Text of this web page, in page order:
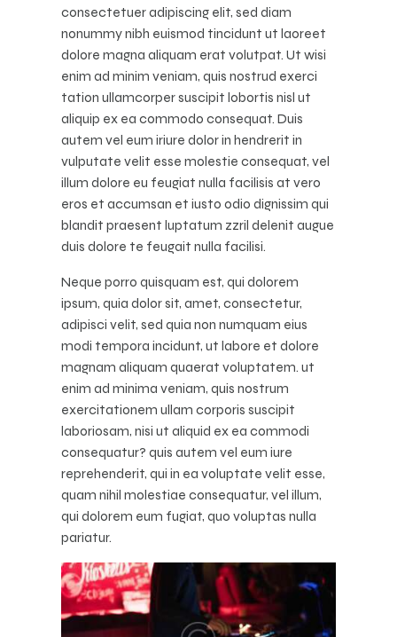
consectetuer adipiscing elit, sed diam
nonummy nibh euismod tincidunt ut laoreet
dolore magna aliquam erat volutpat. Ut wisi
enim ad minim veniam, quis nostrud exerci
tation ullamcorper suscipit lobortis nisl ut
aliquip ex ea commodo consequat. Duis
autem vel eum iriure dolor in hendrerit in
vulputate velit esse molestie consequat, vel
illum dolore eu feugiat nulla facilisis at vero
eros et accumsan et iusto odio dignissim qui
blandit praesent luptatum zzril delenit augue
duis dolore te feugait nulla facilisi.
Neque porro quisquam est, qui dolorem
ipsum, quia dolor sit, amet, consectetur,
adipisci velit, sed quia non numquam eius
modi tempora incidunt, ut labore et dolore
magnam aliquam quaerat voluptatem. ut
enim ad minima veniam, quis nostrum
exercitationem ullam corporis suscipit
laboriosam, nisi ut aliquid ex ea commodi
consequatur? quis autem vel eum iure
reprehenderit, qui in ea voluptate velit esse,
quam nihil molestiae consequatur, vel illum,
qui dolorem eum fugiat, quo voluptas nulla
pariatur.